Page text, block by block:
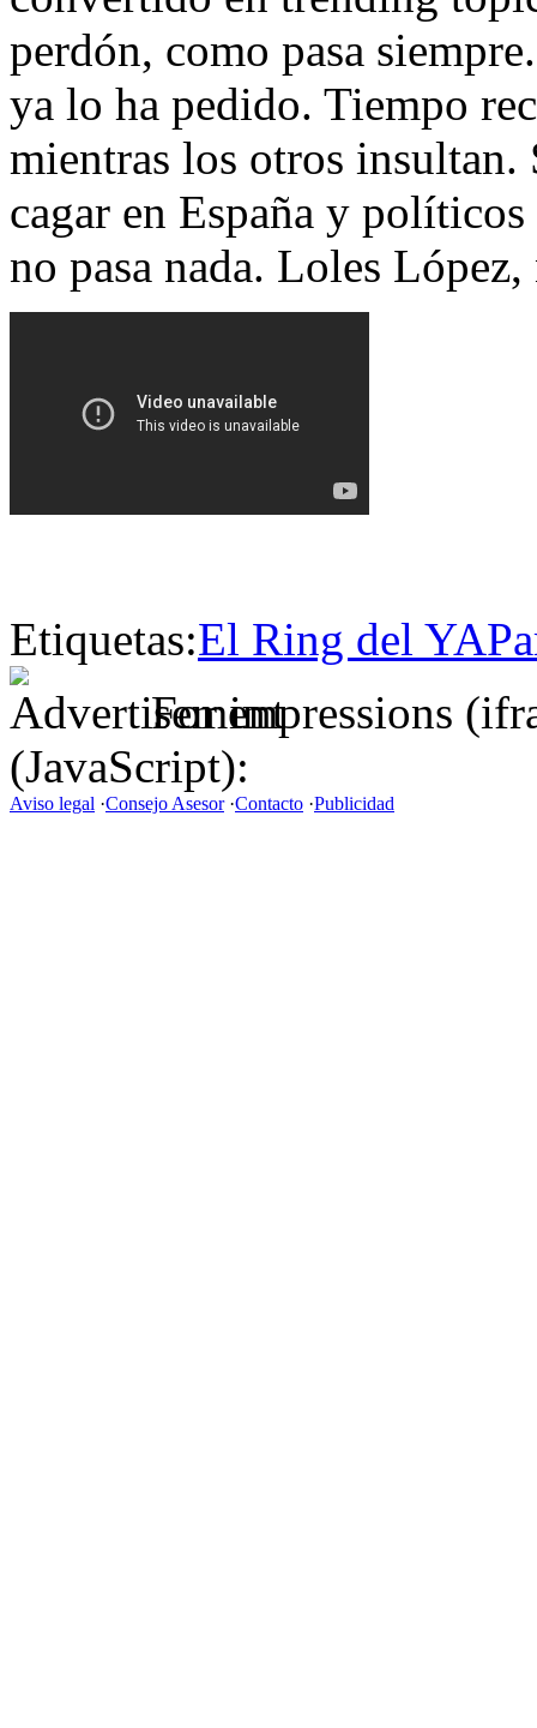
perdón, como pasa
ya lo ha pedido. Tiempo
mientras los otros insultan.
cagar en España y
no pasa nada. Loles
Etiquetas:El Ring del YA
For impressions
(JavaScript):
Aviso legal ·Consejo Asesor·Contacto ·Publicidad